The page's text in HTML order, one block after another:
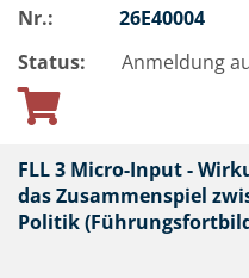
Nr.:
26E40004
Status:
Anmeldung
FLL 3 Micro-Input -
das Zusammenspiel
Politik